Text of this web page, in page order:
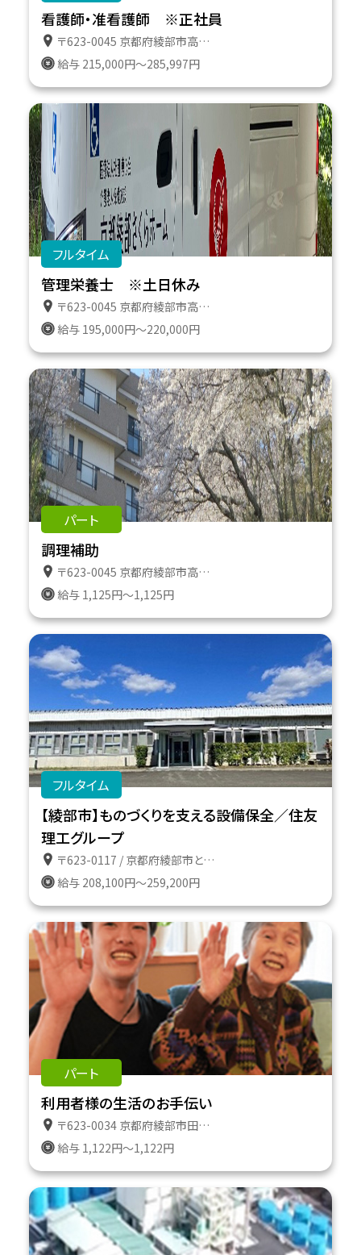
看護師・准看護師 ※正社員
〒623-0045 京都府綾部市高津町遠所１番地６１１
給与 215,000円～285,997円
フルタイム
管理栄養士 ※土日休み
〒623-0045 京都府綾部市高津町遠所１番地６１１
給与 195,000円～220,000円
パート
調理補助
〒623-0045 京都府綾部市高津町遠所１番地６１１
給与 1,125円～1,125円
フルタイム
【綾部市】ものづくりを支える設備保全／住友
理工グループ
〒623-0117 / 京都府綾部市とよさか町１番地
給与 208,100円～259,200円
パート
利用者様の生活のお手伝い
〒623-0034 京都府綾部市田野町２番地１８３ 特定施設ケアハウスたのやま
給与 1,122円～1,122円